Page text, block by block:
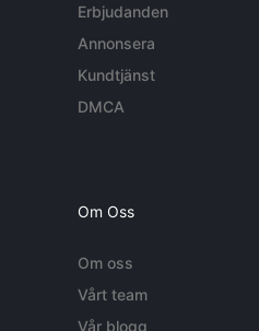
Erbjudanden
Annonsera
Kundtjänst
DMCA
Om Oss
Om oss
Vårt team
Vår blogg